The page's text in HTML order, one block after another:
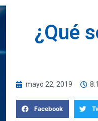
¿Qué
mayo 22, 2019
Facebook